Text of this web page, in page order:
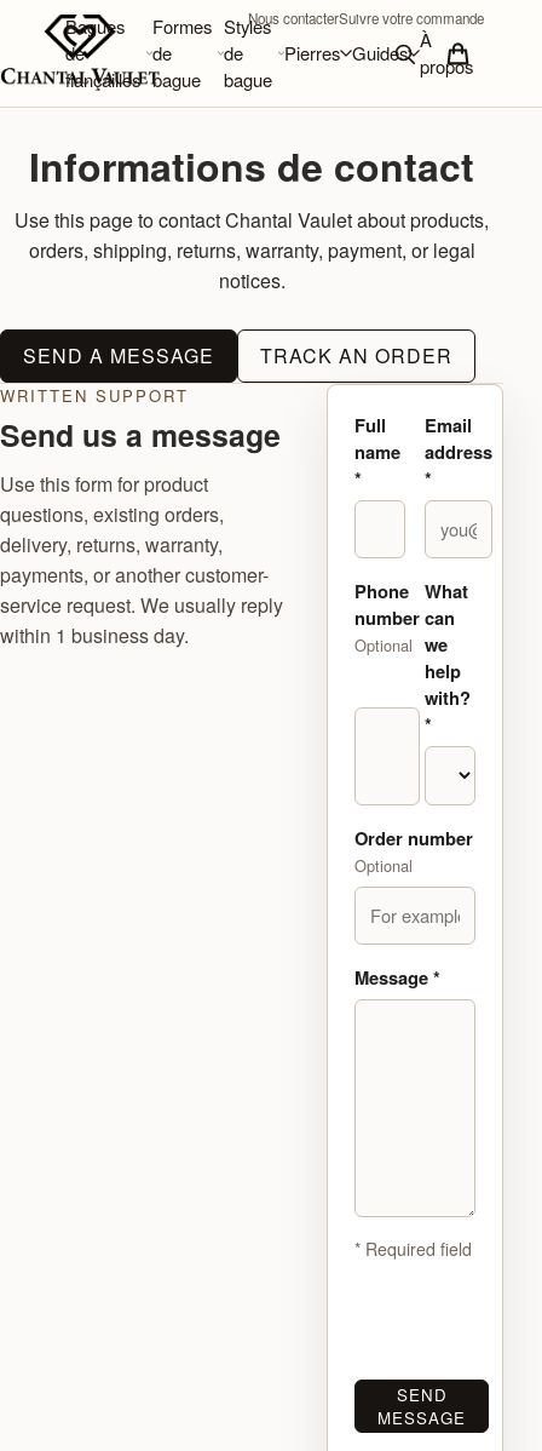
Nous contacterSuivre votre commande
Bagues
de
fiançailles
Formes
de
bague
Styles
de
bague
Pierres Guides
À
propos
Informations de contact
Use this page to contact Chantal Vaulet about products,
orders, shipping, returns, warranty, payment, or legal
notices.
SEND A MESSAGE TRACK AN ORDER
WRITTEN SUPPORT
Send us a message
Use this form for product
questions, existing orders,
delivery, returns, warranty,
payments, or another customer-
service request. We usually reply
within 1 business day.
Full
name
*
Email
address
*
Phone
number
Optional
What
can
we
help
with?
*
Order number
Optional
Message*
* Required field
SEND
MESSAGE